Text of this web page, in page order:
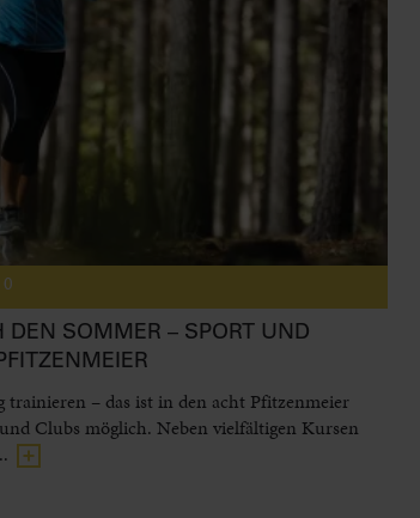
0
DEN SOMMER – SPORT UND
trainieren – das ist in den acht Pfitzenmeier
Clubs möglich. Neben vielfältigen Kursen